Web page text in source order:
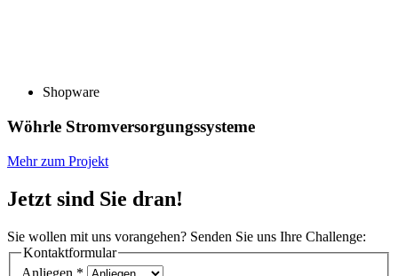
Shopware
Wöhrle Stromversorgungssysteme
Mehr zum Projekt
Jetzt sind Sie dran!
Sie wollen mit uns vorangehen? Senden Sie uns Ihre Challenge:
Kontaktformular